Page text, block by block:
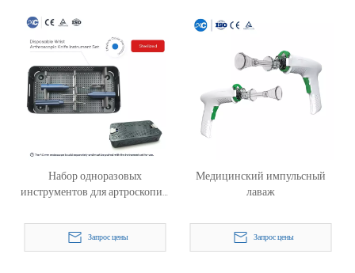
Набор одноразовых
инструментов для артроскопии
Запрос цены
Медицинский импульсный
лаваж
Запрос цены